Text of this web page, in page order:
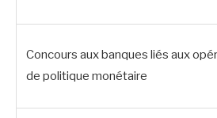
Concours aux banques liés aux
de politique monétaire